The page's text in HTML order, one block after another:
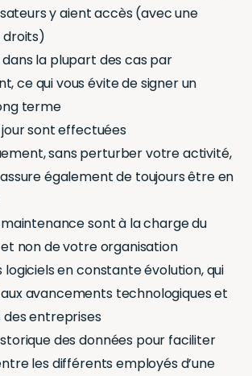
y aient accès (avec une
droits)
la plupart des cas par
ce qui vous évite de signer un
terme
jour sont effectuées
sans perturber votre activité,
également de toujours être en
maintenance sont à la charge du
non de votre organisation
logiciels en constante évolution, qui
avancements technologiques et
des entreprises
des données pour faciliter
les différents employés d’une